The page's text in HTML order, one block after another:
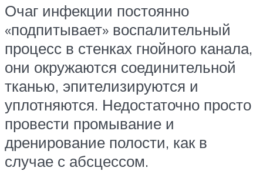
Очаг инфекции постоянно
«подпитывает» воспалительный
процесс в стенках гнойного канала,
они окружаются соединительной
тканью, эпителизируются и
уплотняются. Недостаточно просто
провести промывание и
дренирование полости, как в
случае с абсцессом.